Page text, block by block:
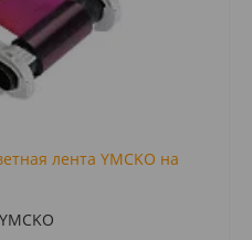
лента YMCKO на